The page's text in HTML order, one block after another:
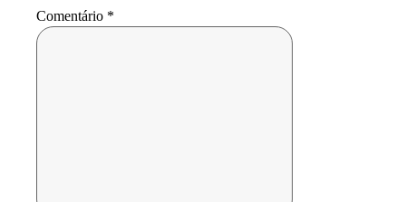
Comentário *